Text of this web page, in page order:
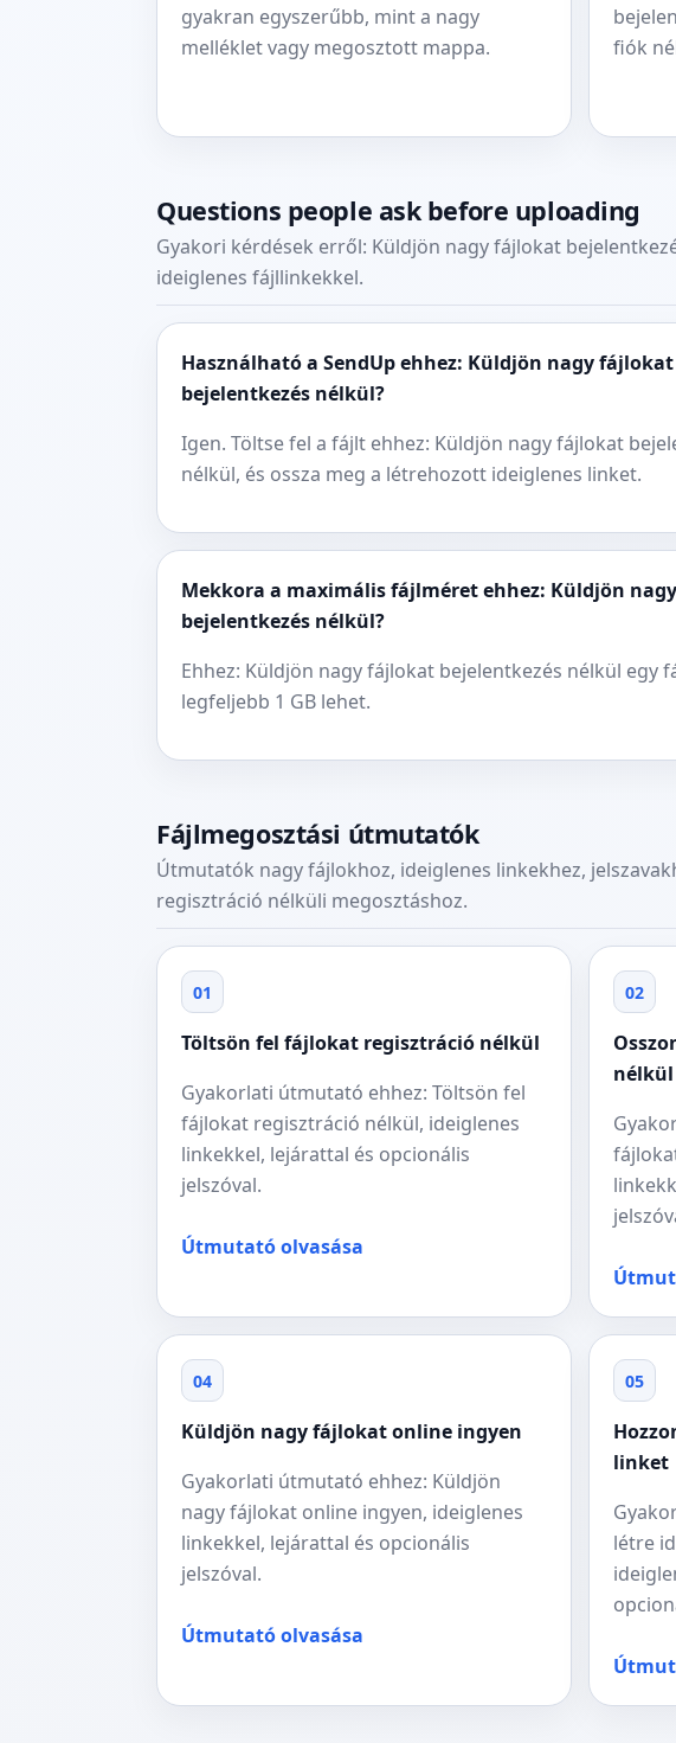
gyakran egyszerűbb, mint a nagy
melléklet vagy megosztott mappa.
fiók
Questions people ask before uploading
Gyakori kérdések erről: Küldjön nagy fájlokat
ideiglenes fájllinkekkel.
Használható a SendUp ehhez: Küldjön nagy fájlokat
bejelentkezés nélkül?
Igen. Töltse fel a fájlt ehhez: Küldjön nagy fájlokat
nélkül, és ossza meg a létrehozott ideiglenes linket.
Mekkora a maximális fájlméret ehhez: Küldjön
bejelentkezés nélkül?
Ehhez: Küldjön nagy fájlokat bejelentkezés nélkül egy
legfeljebb 1 GB lehet.
Fájlmegosztási útmutatók
Útmutatók nagy fájlokhoz, ideiglenes linkekhez,
regisztráció nélküli megosztáshoz.
01
Töltsön fel fájlokat regisztráció nélkül
Gyakorlati útmutató ehhez: Töltsön fel
fájlokat regisztráció nélkül, ideiglenes
linkekkel, lejárattal és opcionális
jelszóval.
Útmutató olvasása
02
nélkül
04
Küldjön nagy fájlokat online ingyen
Gyakorlati útmutató ehhez: Küldjön
nagy fájlokat online ingyen, ideiglenes
linkekkel, lejárattal és opcionális
jelszóval.
Útmutató olvasása
05
linket
létre